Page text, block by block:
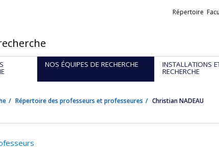
Liens
Répertoire
NOS ÉQUIPES DE RECHERCHE INSTALLATIONS
RECHERCHE
Répertoire des professeurs et professeures Christian NADEAU